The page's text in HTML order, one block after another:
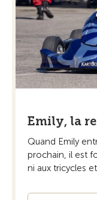
Emily, la
Quand Emily
prochain, il est
ni aux tricycles et